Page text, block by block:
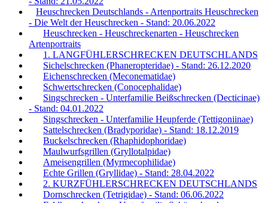
Heuschrecken Deutschlands - Artenportraits Heuschrecken
- Die Welt der Heuschrecken - Stand: 20.06.2022
Heuschrecken - Heuschreckenarten - Heuschrecken
Artenportraits
1. LANGFÜHLERSCHRECKEN DEUTSCHLANDS
Sichelschrecken (Phaneropteridae) - Stand: 26.12.2020
Eichenschrecken (Meconematidae)
Schwertschrecken (Conocephalidae)
Singschrecken - Unterfamilie Beißschrecken (Decticinae)
- Stand: 04.01.2022
Singschrecken - Unterfamilie Heupferde (Tettigoniinae)
Sattelschrecken (Bradyporidae) - Stand: 18.12.2019
Buckelschrecken (Rhaphidophoridae)
Maulwurfsgrillen (Gryllotalpidae)
Ameisengrillen (Myrmecophilidae)
Echte Grillen (Gryllidae) - Stand: 28.04.2022
2. KURZFÜHLERSCHRECKEN DEUTSCHLANDS
Dornschrecken (Tetrigidae) - Stand: 06.06.2022